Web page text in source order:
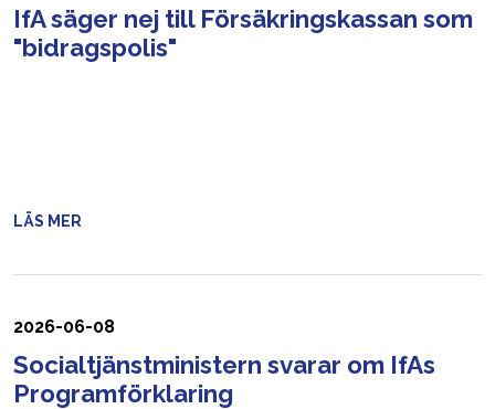
IfA säger nej till Försäkringskassan som
"bidragspolis"
LÄS MER
2026-06-08
Socialtjänstministern svarar om IfAs
Programförklaring